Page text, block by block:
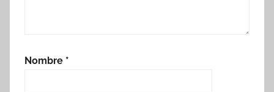
Nombre *